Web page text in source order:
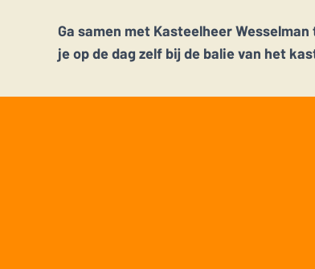
Ga samen met Kasteelheer
je op de dag zelf bij de balie van het